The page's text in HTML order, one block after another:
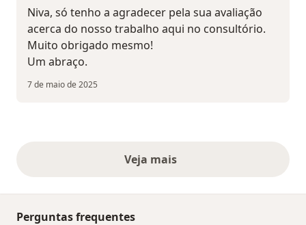
Niva, só tenho a agradecer pela sua avaliação
acerca do nosso trabalho aqui no consultório.
Muito obrigado mesmo!
Um abraço.
7 de maio de 2025
Veja maisopiniões acima
Perguntas frequentes